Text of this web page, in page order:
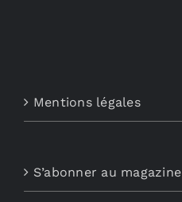
Mentions légales
S’abonner au magazine